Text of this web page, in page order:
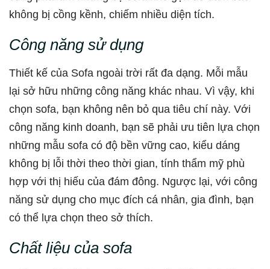
không bị cồng kềnh, chiếm nhiều diện tích.
Công năng sử dụng
Thiết kế của Sofa ngoài trời rất đa dạng. Mỗi mẫu
lại sở hữu những công năng khác nhau. Vì vậy, khi
chọn sofa, bạn không nên bỏ qua tiêu chí này. Với
công năng kinh doanh, bạn sẽ phải ưu tiên lựa chọn
những mẫu sofa có độ bền vững cao, kiểu dáng
không bị lỗi thời theo thời gian, tính thẩm mỹ phù
hợp với thị hiếu của đám đông. Ngược lại, với công
năng sử dụng cho mục đích cá nhân, gia đình, bạn
có thể lựa chọn theo sở thích.
Chất liệu của sofa